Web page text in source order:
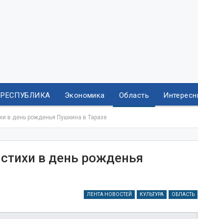
РЕСПУБЛИКА Экономика Область
в день рожденья Пушкина в Таразе
в день рожденья
ЛЕНТА НОВОСТЕЙ КУЛЬТУРА ОБЛАСТЬ